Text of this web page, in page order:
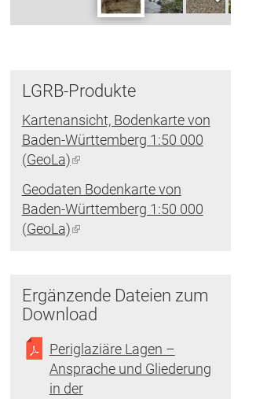
LGRB-Produkte
Kartenansicht, Bodenkarte von
Baden-Württemberg 1:50 000
(GeoLa)(Link
extern)
Geodaten Bodenkarte von
Baden-Württemberg 1:50 000
(GeoLa)(Link
Ergänzende Dateien zum
Download
Periglaziäre Lagen –
Ansprache und Gliederung
in der